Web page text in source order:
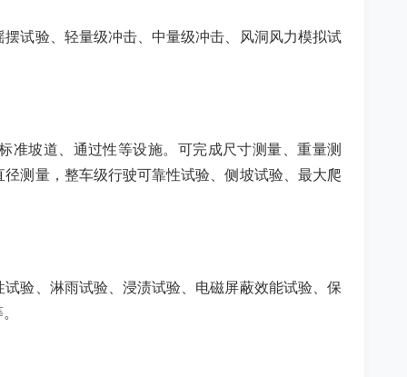
试验、轻量级冲击、中量级冲击、风洞风力模拟试
准坡道、通过性等设施。可完成尺寸测量、重量测
测量，整车级行驶可靠性试验、侧坡试验、最大爬
验、淋雨试验、浸渍试验、电磁屏蔽效能试验、保